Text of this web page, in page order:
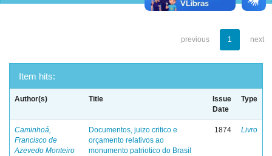
previous 1 next
Item hits:
Author(s) Title
Issue
Date
Type
Caminhoá,
Francisco de
Azevedo Monteiro
Documentos, juizo critico e
orçamento relativos ao
monumento patriotico do Brasil
1874 Livro